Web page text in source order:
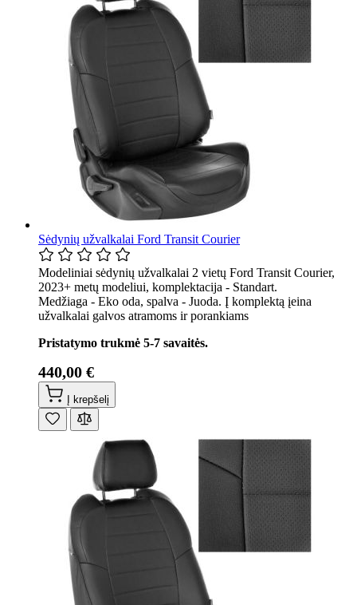
Sėdynių užvalkalai Ford Transit Courier
Modeliniai sėdynių užvalkalai 2 vietų Ford Transit Courier,
2023+ metų modeliui, komplektacija - Standart.
Medžiaga - Eko oda, spalva - Juoda. Į komplektą įeina
užvalkalai galvos atramoms ir porankiams
Pristatymo trukmė 5-7 savaitės.
440,00 €
Į krepšelį